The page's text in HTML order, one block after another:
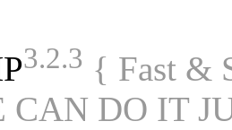
3.2.3 { Fast &
CAN DO IT